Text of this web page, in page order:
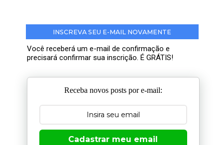
INSCREVA SEU E-MAIL NOVAMENTE
Você receberá um e-mail de confirmação e
precisará confirmar sua inscrição. É GRÁTIS!
Receba novos posts por e-mail:
Cadastrar meu email